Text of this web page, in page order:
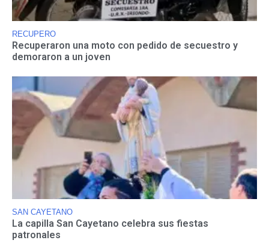
RECUPERO
Recuperaron una moto con pedido de secuestro y
demoraron a un joven
SAN CAYETANO
La capilla San Cayetano celebra sus fiestas
patronales